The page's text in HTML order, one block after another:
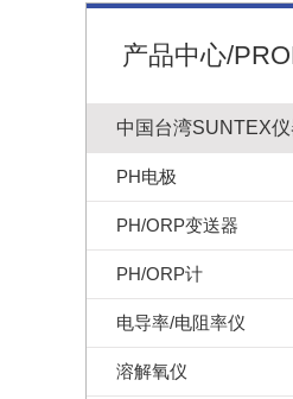
产品中心/
中国台湾SUNTEX仪
PH电极
PH/ORP变送器
PH/ORP计
电导率/电阻率仪
溶解氧仪